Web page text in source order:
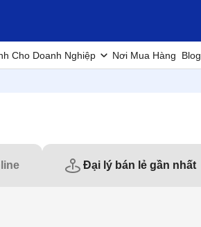
Cho Doanh Nghiệp Nơi Mua Hàng Blog
Đại lý bán lẻ gần nhất